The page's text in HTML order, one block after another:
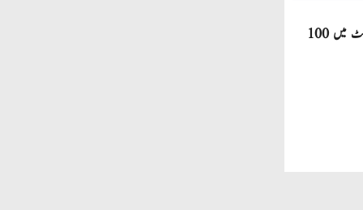
صاحبزادہ فرحان ایک سال میں ٹی ٹوئنٹی کرکٹ میں 100